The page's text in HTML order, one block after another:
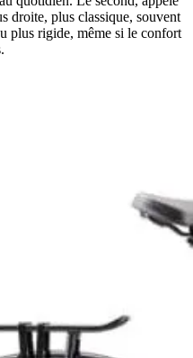
droite, plus classique, souvent
plus rigide, même si le confort